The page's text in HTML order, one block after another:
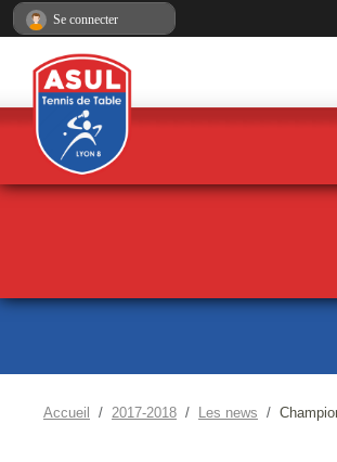
Accueil 2017-2018 Les news
Se connecter
Panneau de gestion des cookies